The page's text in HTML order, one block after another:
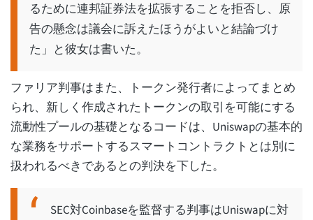
るために連邦証券法を拡張することを拒否し、原
告の懸念は議会に訴えたほうがよいと結論づけ
た」と彼女は書いた。
ファリア判事はまた、トークン発行者によってまとめ
られ、新しく作成されたトークンの取引を可能にする
流動性プールの基礎となるコードは、Uniswapの基本的
な業務をサポートするスマートコントラクトとは別に
扱われるべきであるとの判決を下した。
SEC対Coinbaseを監督する判事はUniswapに対